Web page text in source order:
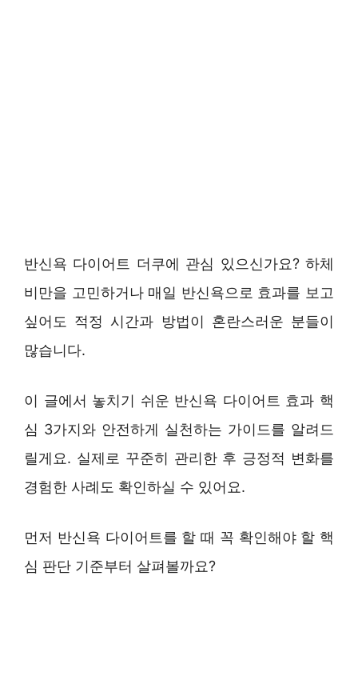
반신욕 다이어트 더쿠에 관심 있으신가요? 하체
비만을 고민하거나 매일 반신욕으로 효과를 보고
싶어도 적정 시간과 방법이 혼란스러운 분들이
많습니다.
이 글에서 놓치기 쉬운 반신욕 다이어트 효과 핵
심 3가지와 안전하게 실천하는 가이드를 알려드
릴게요. 실제로 꾸준히 관리한 후 긍정적 변화를
경험한 사례도 확인하실 수 있어요.
먼저 반신욕 다이어트를 할 때 꼭 확인해야 할 핵
심 판단 기준부터 살펴볼까요?